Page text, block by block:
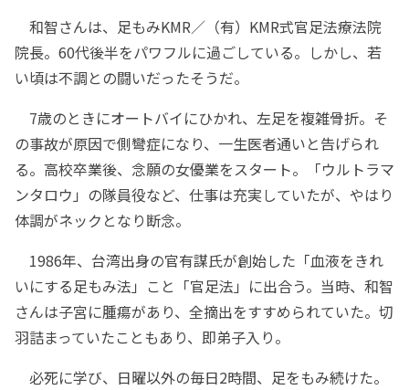
和智さんは、足もみKMR／（有）KMR式官足法療法院
院長。60代後半をパワフルに過ごしている。しかし、若
い頃は不調との闘いだったそうだ。
7歳のときにオートバイにひかれ、左足を複雑骨折。そ
の事故が原因で側彎症になり、一生医者通いと告げられ
る。高校卒業後、念願の女優業をスタート。「ウルトラマ
ンタロウ」の隊員役など、仕事は充実していたが、やはり
体調がネックとなり断念。
1986年、台湾出身の官有謀氏が創始した「血液をきれ
いにする足もみ法」こと「官足法」に出合う。当時、和智
さんは子宮に腫瘍があり、全摘出をすすめられていた。切
羽詰まっていたこともあり、即弟子入り。
必死に学び、日曜以外の毎日2時間、足をもみ続けた。